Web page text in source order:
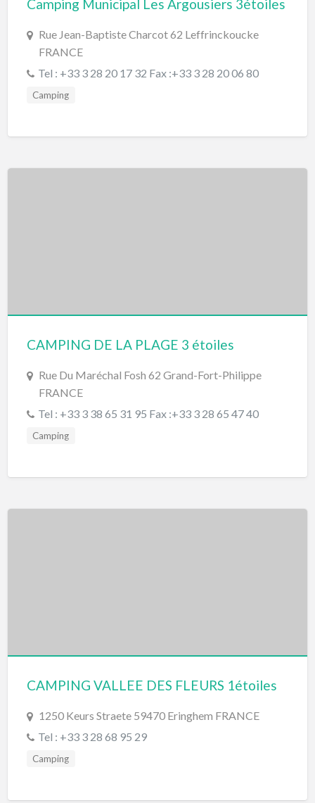
Camping Municipal Les Argousiers 3étoiles
Rue Jean-Baptiste Charcot 62 Leffrinckoucke
FRANCE
Tel : +33 3 28 20 17 32 Fax :+33 3 28 20 06 80
Camping
CAMPING DE LA PLAGE 3 étoiles
Rue Du Maréchal Fosh 62 Grand-Fort-Philippe
FRANCE
Tel : +33 3 38 65 31 95 Fax :+33 3 28 65 47 40
Camping
CAMPING VALLEE DES FLEURS 1étoiles
1250 Keurs Straete 59470 Eringhem FRANCE
Tel : +33 3 28 68 95 29
Camping